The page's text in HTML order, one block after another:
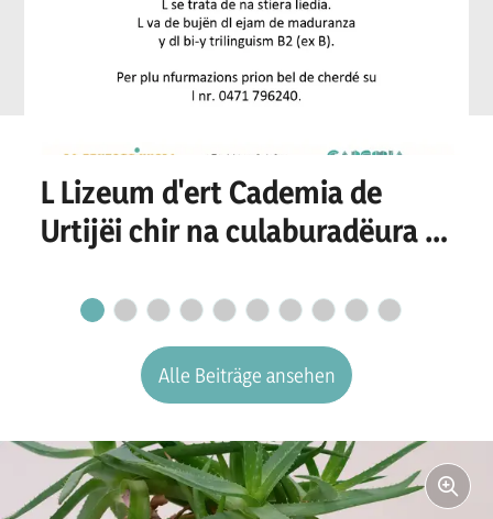
L Lizeum d'ert Cademia de
Urtijëi chir na culaburadëura o
secretariat
Alle Beiträge ansehen